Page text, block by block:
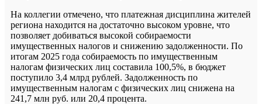
На коллегии отмечено, что платежная дисциплина жителей
региона находится на достаточно высоком уровне, что
позволяет добиваться высокой собираемости
имущественных налогов и снижению задолженности. По
итогам 2025 года собираемость по имущественным
налогам физических лиц составила 100,5%, в бюджет
поступило 3,4 млрд рублей. Задолженность по
имущественным налогам с физических лиц снижена на
241,7 млн руб. или 20,4 процента.